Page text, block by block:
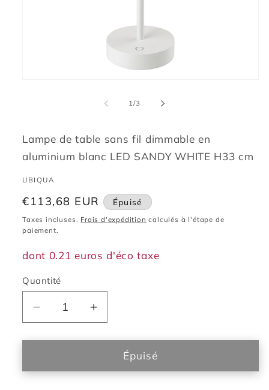
fenêtre
modale
1/de
3
Lampe de table sans fil dimmable en
aluminium blanc LED SANDY WHITE H33 cm
UBIQUA
Prix
habituel
€113,68 EUR Épuisé
Taxes incluses. Frais d'expédition calculés à l'étape de
paiement.
dont 0.21 euros d'éco taxe
Quantité
Réduire
la
quantité
Lampe
Augmenter
la
quantité
Lampe
Épuisé